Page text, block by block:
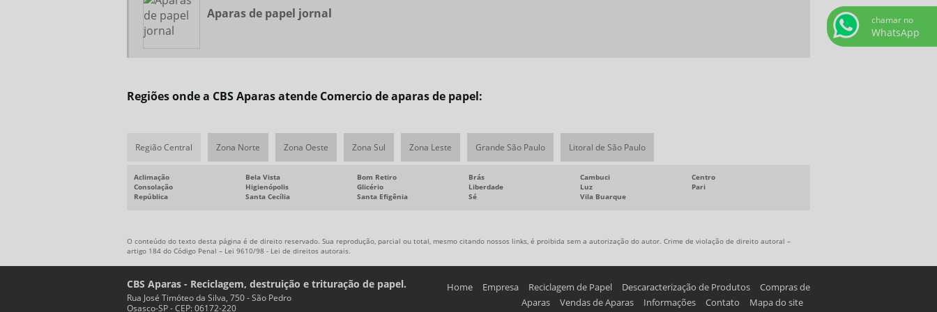
Aparas de papel jornal
Regiões onde a CBS Aparas atende Comercio de aparas de papel:
Região Central Zona Norte Zona Oeste Zona Sul Zona Leste Grande São Paulo Litoral de São Paulo
Aclimação Bela Vista Bom Retiro Brás Cambuci
Centro
Consolação
Higienópolis Glicério Liberdade Luz
Pari
República
Santa Cecília Santa Efigênia Sé Vila Buarque
O conteúdo do texto desta página é de direito reservado. Sua reprodução, parcial ou total, mesmo citando nossos links, é proibida sem a autorização do autor. Crime de violação de direito autoral –
artigo 184 do Código Penal – Lei 9610/98 - Lei de direitos autorais.
CBS Aparas - Reciclagem, destruição e trituração de papel.
Rua José Timóteo da Silva, 750 - São Pedro
Osasco-SP - CEP: 06172-220
Home Empresa Reciclagem de Papel Descaracterização de Produtos
Compras de
Aparas
Vendas de Aparas Informações Contato Mapa do site
chamar no
WhatsApp